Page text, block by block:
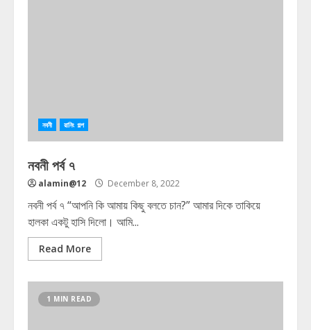
নবনী রানিং গল্প
নবনী পর্ব ৭
alamin@12 December 8, 2022
নবনী পর্ব ৭ “আপনি কি আমায় কিছু বলতে চান?” আমার দিকে তাকিয়ে
হালকা একটু হাসি দিলো। আমি...
Read More
1 MIN READ